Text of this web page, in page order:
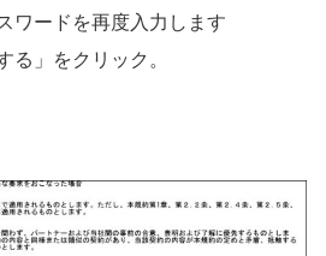
ワードを再度入力します
る」をクリック。